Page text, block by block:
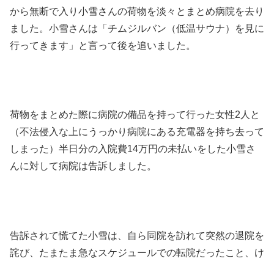
から無断で入り小雪さんの荷物を淡々とまとめ病院を去り
ました。小雪さんは「チムジルバン（低温サウナ）を見に
行ってきます」と言って後を追いました。
荷物をまとめた際に病院の備品を持って行った女性2人と
（不法侵入な上にうっかり病院にある充電器を持ち去って
しまった）半日分の入院費14万円の未払いをした小雪さ
んに対して病院は告訴しました。
告訴されて慌てた小雪は、自ら同院を訪れて突然の退院を
詫び、たまたま急なスケジュールでの転院だったこと、け